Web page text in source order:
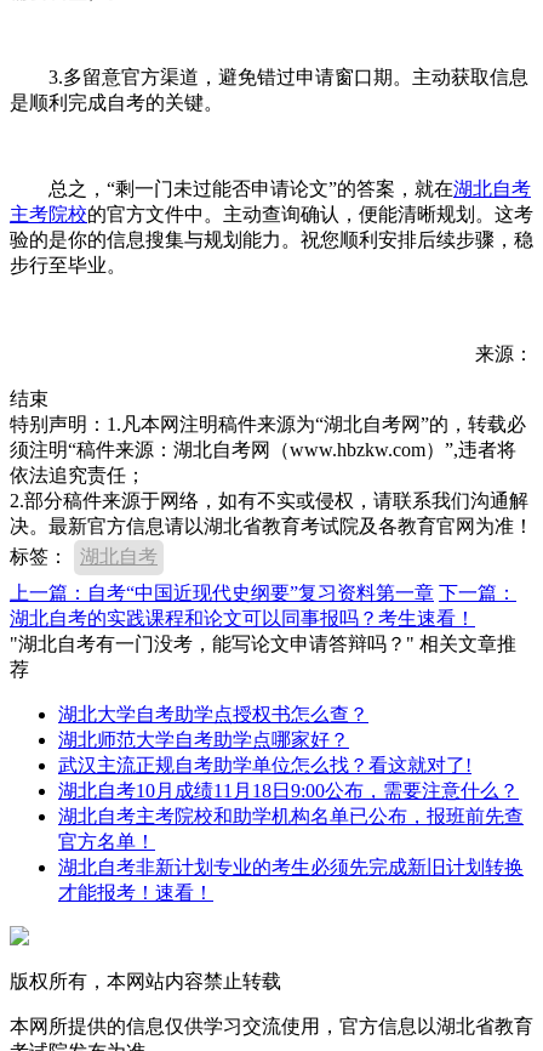
3.多留意官方渠道，避免错过申请窗口期。主动获取信息
是顺利完成自考的关键。
总之，“剩一门未过能否申请论文”的答案，就在湖北自考
主考院校的官方文件中。主动查询确认，便能清晰规划。这考
验的是你的信息搜集与规划能力。祝您顺利安排后续步骤，稳
步行至毕业。
来源：
结束
特别声明：1.凡本网注明稿件来源为“湖北自考网”的，转载必
须注明“稿件来源：湖北自考网（www.hbzkw.com）”,违者将
依法追究责任；
2.部分稿件来源于网络，如有不实或侵权，请联系我们沟通解
决。最新官方信息请以湖北省教育考试院及各教育官网为准！
标签：
湖北自考
上一篇：自考“中国近现代史纲要”复习资料第一章 下一篇：
湖北自考的实践课程和论文可以同事报吗？考生速看！
"湖北自考有一门没考，能写论文申请答辩吗？" 相关文章推
荐
湖北大学自考助学点授权书怎么查？
湖北师范大学自考助学点哪家好？
武汉主流正规自考助学单位怎么找？看这就对了!
湖北自考10月成绩11月18日9:00公布，需要注意什么？
湖北自考主考院校和助学机构名单已公布，报班前先查
官方名单！
湖北自考非新计划专业的考生必须先完成新旧计划转换
才能报考！速看！
版权所有，本网站内容禁止转载
本网所提供的信息仅供学习交流使用，官方信息以湖北省教育